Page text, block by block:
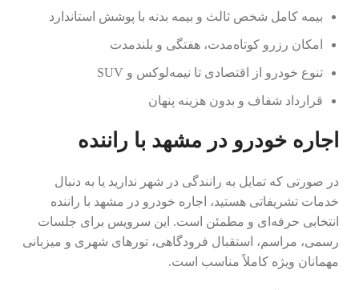
بیمه کامل شخص ثالث و بیمه بدنه با پوشش استاندارد
امکان رزرو کوتاه‌مدت، هفتگی و بلندمدت
تنوع خودرو از اقتصادی تا نیمه‌لوکس و SUV
قرارداد شفاف و بدون هزینه پنهان
اجاره خودرو در مشهد با راننده
در صورتی که تمایل به رانندگی در شهر ندارید یا به دنبال
خدمات تشریفاتی هستید، اجاره خودرو در مشهد با راننده
انتخابی حرفه‌ای و مطمئن است. این سرویس برای جلسات
رسمی، مراسم، استقبال فرودگاهی، تورهای شهری و میزبانی
مهمانان ویژه کاملاً مناسب است.